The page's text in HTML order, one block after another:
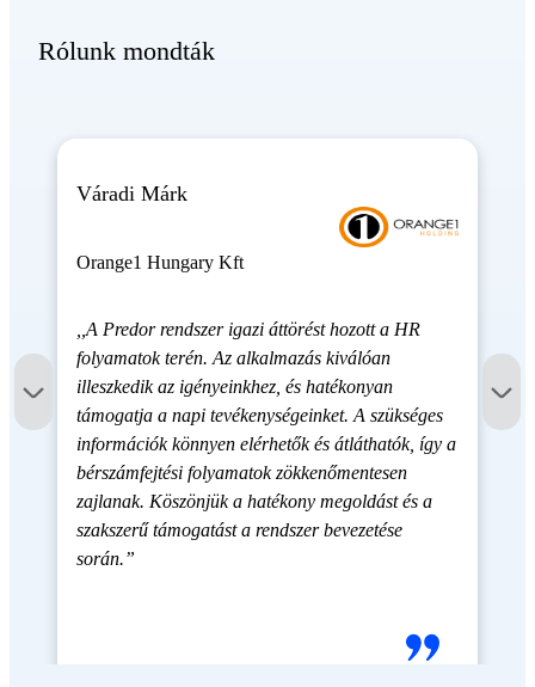
Rólunk mondták
Váradi Márk
Orange1 Hungary Kft
,,A Predor rendszer igazi áttörést hozott a HR
folyamatok terén. Az alkalmazás kiválóan
illeszkedik az igényeinkhez, és hatékonyan
támogatja a napi tevékenységeinket. A szükséges
információk könnyen elérhetők és átláthatók, így a
bérszámfejtési folyamatok zökkenőmentesen
zajlanak. Köszönjük a hatékony megoldást és a
szakszerű támogatást a rendszer bevezetése
során.”